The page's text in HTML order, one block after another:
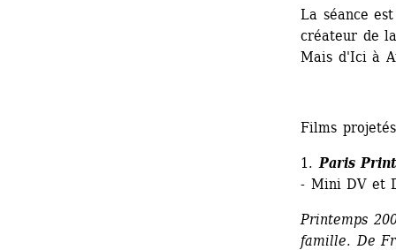
La séance
créateur de
Mais d'Ici à
Films
1. Paris
- Mini DV et
Printemps
famille. De